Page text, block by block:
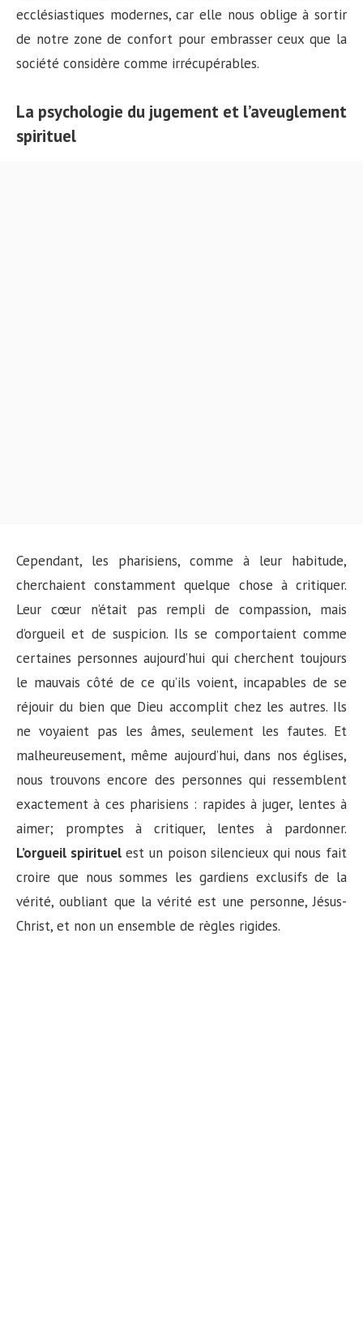
ecclésiastiques modernes, car elle nous oblige à sortir
de notre zone de confort pour embrasser ceux que la
société considère comme irrécupérables.
La psychologie du jugement et l’aveuglement
spirituel
Cependant, les pharisiens, comme à leur habitude,
cherchaient constamment quelque chose à critiquer.
Leur cœur n’était pas rempli de compassion, mais
d’orgueil et de suspicion. Ils se comportaient comme
certaines personnes aujourd’hui qui cherchent toujours
le mauvais côté de ce qu’ils voient, incapables de se
réjouir du bien que Dieu accomplit chez les autres. Ils
ne voyaient pas les âmes, seulement les fautes. Et
malheureusement, même aujourd’hui, dans nos églises,
nous trouvons encore des personnes qui ressemblent
exactement à ces pharisiens : rapides à juger, lentes à
aimer; promptes à critiquer, lentes à pardonner.
L’orgueil spirituelest un poison silencieux qui nous fait
croire que nous sommes les gardiens exclusifs de la
vérité, oubliant que la vérité est une personne, Jésus-
Christ, et non un ensemble de règles rigides.